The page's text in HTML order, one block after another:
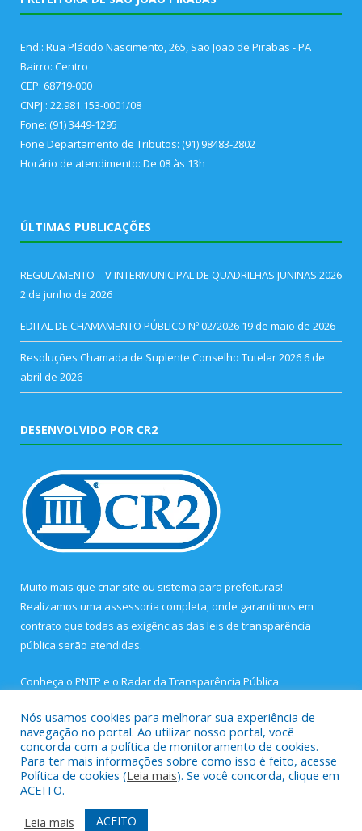
End.: Rua Plácido Nascimento, 265, São João de Pirabas - PA
Bairro: Centro
CEP: 68719-000
CNPJ : 22.981.153-0001/08
Fone: (91) 3449-1295
Fone Departamento de Tributos: (91) 98483-2802
Horário de atendimento: De 08 às 13h
ÚLTIMAS PUBLICAÇÕES
REGULAMENTO – V INTERMUNICIPAL DE QUADRILHAS JUNINAS 2026
2 de junho de 2026
EDITAL DE CHAMAMENTO PÚBLICO Nº 02/2026 19 de maio de 2026
Resoluções Chamada de Suplente Conselho Tutelar 2026 6 de
abril de 2026
DESENVOLVIDO POR CR2
Muito mais que criar site ou sistema para prefeituras!
Realizamos uma assessoria completa, onde garantimos em
contrato que todas as exigências das leis de transparência
pública serão atendidas.
Conheça o PNTP e o Radar da Transparência Pública
Todos os direitos reservados a Prefeitura Municipal de São João
de Pirabas.
Mapa do Site
Acessar Área Administrativa
Nós usamos cookies para melhorar sua experiência de
navegação no portal. Ao utilizar nosso portal, você
concorda com a política de monitoramento de cookies.
Para ter mais informações sobre como isso é feito, acesse
Política de cookies (Leia mais). Se você concorda, clique em
ACEITO.
Leia mais
ACEITO